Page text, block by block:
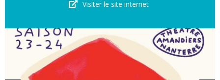
Visiter le site internet